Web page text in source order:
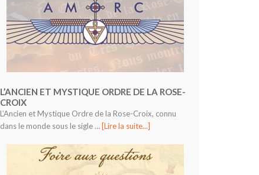
L’ANCIEN ET MYSTIQUE ORDRE DE LA ROSE-
CROIX
L’Ancien et Mystique Ordre de la Rose-Croix, connu
dans le monde sous le sigle … [Lire la suite...]